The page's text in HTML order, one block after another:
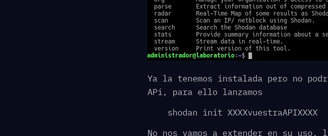
Ya la tenemos instalada pero no
APi, para ello lanzamos
shodan init XXXXvuestraAPIXXXX
No nos vamos a extender en su uso,